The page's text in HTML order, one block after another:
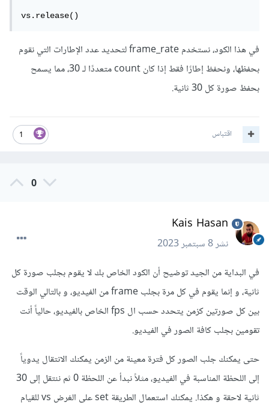
vs.release()
في هذا الكود، نستخدم frame_rate لتحديد عدد الإطارات التي نقوم
بحفظها، ونحفظ إطارًا فقط إذا كان count متعددًا لـ 30، مما يسمح
بحفظ صورة كل 30 ثانية.
1 اقتباس
0
Kais Hasan
نشر8 سبتمبر 2023
في البداية من الجيد توضيح أن الكود الخاص بك لا يقوم بجلب صورة كل
ثانية، و إنما يقوم في كل مرة بجلب frame من الفيديو، و بالتالي الوقت
بين كل صورتين كزمن يتحدد حسب ال fps الخاص بالفيديو، حالياً أنت
تقومين بجلب كافة الصور في الفيديو.
حتى يمكنك جلب الصور كل فترة معينة من الزمن يمكنك الانتقال يدوياً
إلى اللحظة المناسبة في الفيديو، مثلاً نبدأ عن اللحظة 0 ثم ننتقل إلى 30
ثانية لاحقة و هكذا. يمكنك استعمال الطريقة set على الغرض vs للقيام